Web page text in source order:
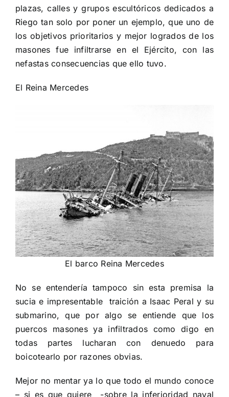
plazas, calles y grupos escultóricos dedicados a
Riego tan solo por poner un ejemplo, que uno de
los objetivos prioritarios y mejor logrados de los
masones fue infiltrarse en el Ejército, con las
nefastas consecuencias que ello tuvo.
El Reina Mercedes
El barco Reina Mercedes
No se entendería tampoco sin esta premisa la
sucia e impresentable
traición a Isaac Peral y su
submarino, que por algo se entiende que los
puercos masones ya infiltrados como digo en
todas partes lucharan con denuedo para
boicotearlo por razones obvias.
Mejor no mentar ya lo que todo el mundo conoce
– si es que quiere
-sobre la inferioridad naval